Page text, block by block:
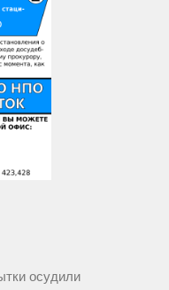
осудили